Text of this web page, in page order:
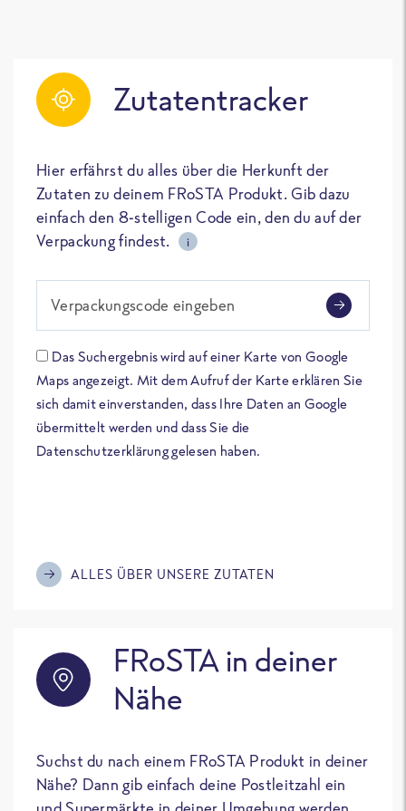
Zutatentracker
Hier erfährst du alles über die Herkunft der
Zutaten zu deinem FRoSTA Produkt. Gib dazu
einfach den 8-stelligen Code ein, den du auf der
Verpackung findest.
i
Verpackungscode eingeben
Das Suchergebnis wird auf einer Karte von Google
Maps angezeigt. Mit dem Aufruf der Karte erklären Sie
sich damit einverstanden, dass Ihre Daten an Google
übermittelt werden und dass Sie die
Datenschutzerklärung gelesen haben.
ALLES ÜBER UNSERE ZUTATEN
FRoSTA in deiner
Nähe
Suchst du nach einem FRoSTA Produkt in deiner
Nähe? Dann gib einfach deine Postleitzahl ein